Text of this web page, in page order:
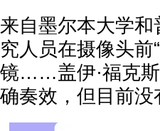
来自墨尔本大学
究人员在摄像头
镜……盖伊·福克斯
确奏效，但目前没